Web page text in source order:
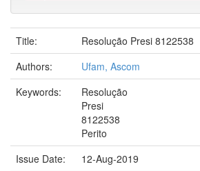
Title:
Resolução Presi 8122538
Authors:
Ufam, Ascom
Keywords:
Resolução
Presi
8122538
Perito
Issue Date:
12-Aug-2019